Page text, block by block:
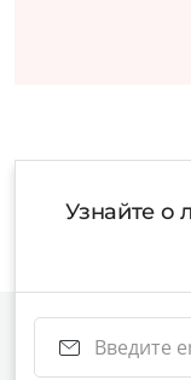
Узнайте о